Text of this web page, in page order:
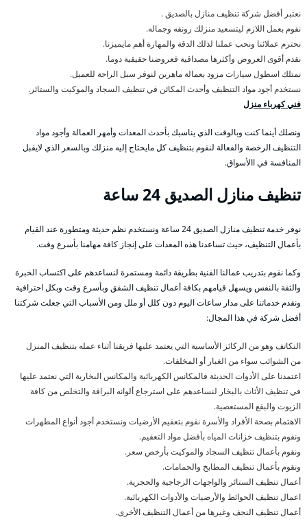
نعتبر أفضل شركة تنظيف منازل بالصديق .
نقوم بعمل اللازم ليتسعيد منزلك رونقه وجماله.
نحترم عملائنا ونحب عملنا لذلك الدقة والمهارة أهم مايميزنا.
نقدم أقوى العروض وأكثرها مصداقية فعروضنا حقيقية دوما.
نمتلك اسطول سيارات مزود بعمالة ماهرين لنوفر سبل الراحة للعميل.
نستخدم أجود مواد التنظيف وأحدث المكائن في تنظيف السجاد والموكيت والستائر.
فني كهرباء منزل
ونصلك أينما كنت وبالوقت الذي يناسبك بأحدث المعدات وأمهر العمالة وأجود مواد
التنظيف الرخصة والفعالة لنقوم بتنظيف كل مايحتاج إليه منزلك وبالسعر الذي لايقبل
المنافسة في االأسواق.
تنظيف منازل الصديق 24 ساعة
نوفر خدمة تنظيف منازل الصديق 24 ساعة ونستخدم نظم حديثة ومتطورة عند القيام
بأعمال التنظيف، حيث تساعدنا هذه المعدات على إنجاز كافة مهامنا بأسرع وقت.
وكما نقوم بتدريب عمالنا الفنية بطريقة دائمة ومستمرة لنساعدهم على اكتساب الخبرة
والثقة بالنفس ويسهل قيامهم بكافة أعمال تنظيف الشقق وبأسرع وقت وبكل احترافية
ونقدم خدماتنا على مدار ساعات اليوم دون كلل أو ملل ومن الأسباب التي جعلت شركتنا
أفضل شركة في هذا المجال:
التكاتف وهو من الركائز الأساسية التي يعتمد عليها فريقنا أثناء عمله بتنظيف المنزل
من الشوائب سواء من الغبار أو المخلفات.
اعتمدنا على الأدوات الحديثة فالمكانس الكهربائية والمكانس البخارية التي نعتمد عليها
في تنظيف الأثاث بالبخار لنساعدهم على استرجاع ألوانه البراقة والتخلص من كافة
الزيوت والبقع المستعصية.
الاهتمام بصحة الأفراد والأسرة نقوم بتعقيم الأرضيات ونستخدم أجود أنواع المطهرات
ونقوم بتنظيف خزانات المياه بأفضل مواد التعقيم.
ونقوم بأعمال تنظيف السجاد والموكيت بأرخص سعر.
ونقوم بأعمال تنظيف المطابخ والحمامات.
أعمال تنظيف الستائر والواجهات الزجاجية والحجرية.
اعمال تنظيف الحوائط والأرضيات والأدوات الكهربائية.
أعمال تنظيف النجف وغيرها من أعمال التنظيف الأخرى.